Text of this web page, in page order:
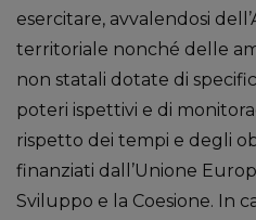
esercitare, avvalendosi
territoriale nonché delle
non statali dotate di
poteri ispettivi e di
rispetto dei tempi e degli
finanziati dall’Unione
Sviluppo e la Coesione. In